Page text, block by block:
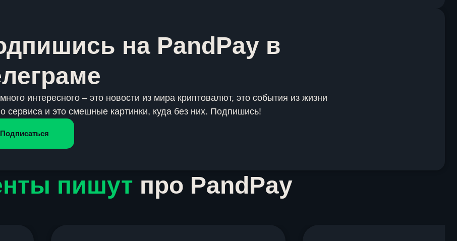
на PandPay в
интересного – это новости из мира криптовалют, это события из жизни
сервиса и это смешные картинки, куда без них. Подпишись!
Подписаться
пишут про PandPay